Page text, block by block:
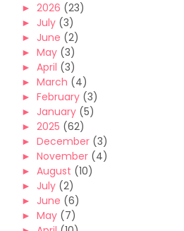
► 2026 (23)
► July (3)
► June (2)
► May (3)
► April (3)
► March (4)
► February (3)
► January (5)
► 2025 (62)
► December (3)
► November (4)
► August (10)
► July (2)
► June (6)
► May (7)